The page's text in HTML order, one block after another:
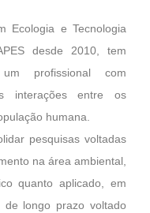
Ecologia e Tecnologia
desde 2010, tem
profissional com
interações entre os
humana.
pesquisas voltadas
na área ambiental,
quanto aplicado, em
longo prazo voltado